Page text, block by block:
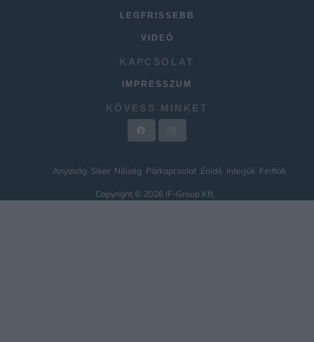
LEGFRISSEBB
VIDEÓ
KAPCSOLAT
IMPRESSZUM
KÖVESS MINKET
Anyaság Siker Nőiség Párkapcsolat Énidő Interjúk Férfiak
Copyright © 2026 IF-Group Kft.